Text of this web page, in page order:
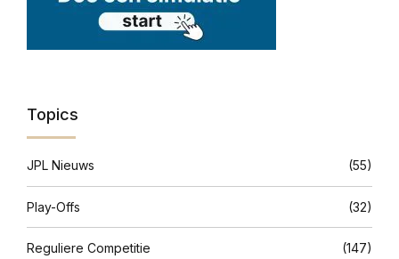
Topics
JPL Nieuws (55)
Play-Offs (32)
Reguliere Competitie (147)